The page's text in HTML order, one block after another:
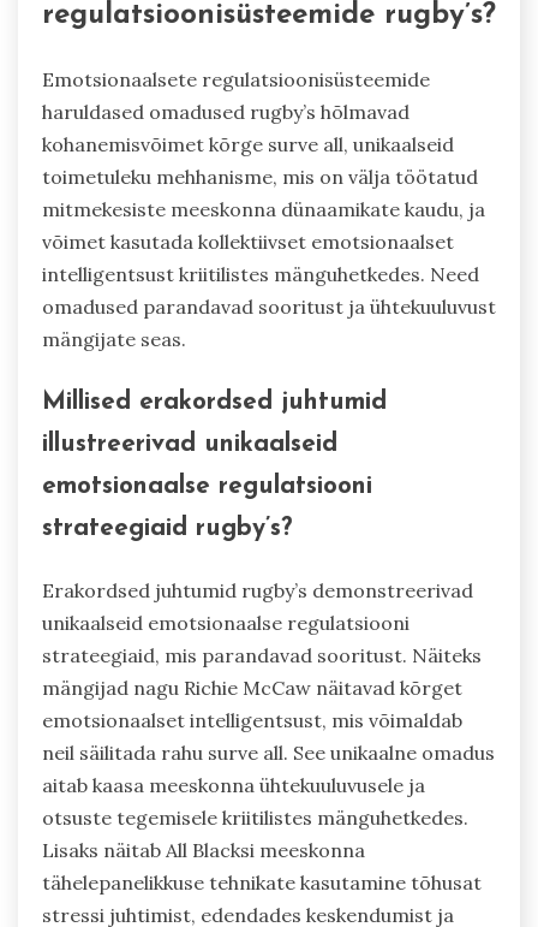
regulatsioonisüsteemide rugby’s?
Emotsionaalsete regulatsioonisüsteemide
haruldased omadused rugby’s hõlmavad
kohanemisvõimet kõrge surve all, unikaalseid
toimetuleku mehhanisme, mis on välja töötatud
mitmekesiste meeskonna dünaamikate kaudu, ja
võimet kasutada kollektiivset emotsionaalset
intelligentsust kriitilistes mänguhetkedes. Need
omadused parandavad sooritust ja ühtekuuluvust
mängijate seas.
Millised erakordsed juhtumid
illustreerivad unikaalseid
emotsionaalse regulatsiooni
strateegiaid rugby’s?
Erakordsed juhtumid rugby’s demonstreerivad
unikaalseid emotsionaalse regulatsiooni
strateegiaid, mis parandavad sooritust. Näiteks
mängijad nagu Richie McCaw näitavad kõrget
emotsionaalset intelligentsust, mis võimaldab
neil säilitada rahu surve all. See unikaalne omadus
aitab kaasa meeskonna ühtekuuluvusele ja
otsuste tegemisele kriitilistes mänguhetkedes.
Lisaks näitab All Blacksi meeskonna
tähelepanelikkuse tehnikate kasutamine tõhusat
stressi juhtimist, edendades keskendumist ja